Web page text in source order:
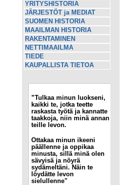
YRITYSHISTORIA
JÄRJESTÖT ja MEDIAT
SUOMEN HISTORIA
MAAILMAN HISTORIA
RAKENTAMINEN
NETTIMAAILMA
TIEDE
KAUPALLISTA TIETOA
”Tulkaa minun luokseni,
kaikki te, jotka teette
raskasta työtä ja kannatte
taakkoja, niin minä annan
teille levon.
Ottakaa minun ikeeni
päällenne ja oppikaa
minusta, sillä minä olen
sävyisä ja nöyrä
sydämeltäni. Näin te
löydätte levon
sielullenne"